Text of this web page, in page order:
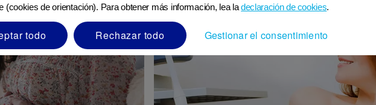
(cookies de orientación). Para obtener más información, lea ladeclaración de cookies.
todo Rechazar todo Gestionar el consentimiento